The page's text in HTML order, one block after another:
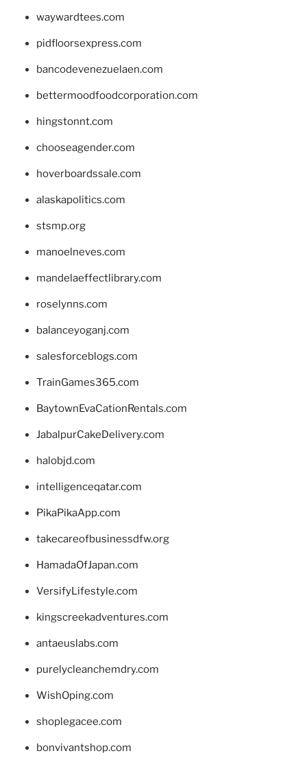
waywardtees.com
pidfloorsexpress.com
bancodevenezuelaen.com
bettermoodfoodcorporation.com
hingstonnt.com
chooseagender.com
hoverboardssale.com
alaskapolitics.com
stsmp.org
manoelneves.com
mandelaeffectlibrary.com
roselynns.com
balanceyoganj.com
salesforceblogs.com
TrainGames365.com
BaytownEvaCationRentals.com
JabalpurCakeDelivery.com
halobjd.com
intelligenceqatar.com
PikaPikaApp.com
takecareofbusinessdfw.org
HamadaOfJapan.com
VersifyLifestyle.com
kingscreekadventures.com
antaeuslabs.com
purelycleanchemdry.com
WishOping.com
shoplegacee.com
bonvivantshop.com